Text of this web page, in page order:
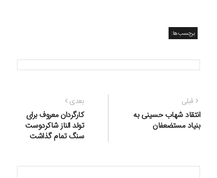
برچسب‌ها:
راهبری
نوشته
قبلی
قبلی:
انتقاد شهاب حسینی به
بنیاد مستضعفان
بعدی
بعدی:
کارگردان معروف برای
تولد الناز شاکردوست
سنگ تمام گذاشت